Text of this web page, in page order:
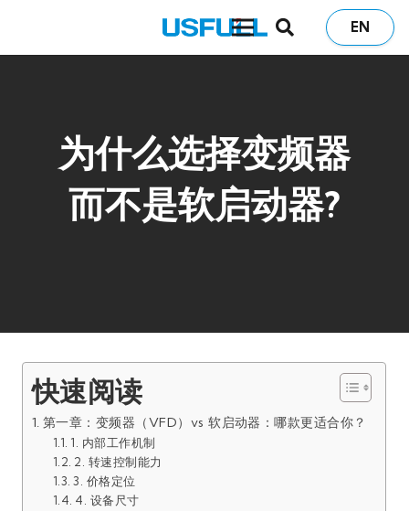
EN
为什么选择变频器
而不是软启动器?
快速阅读
第一章：变频器（VFD）vs 软启动器：哪款更适合你？
1. 内部工作机制
2. 转速控制能力
3. 价格定位
4. 设备尺寸